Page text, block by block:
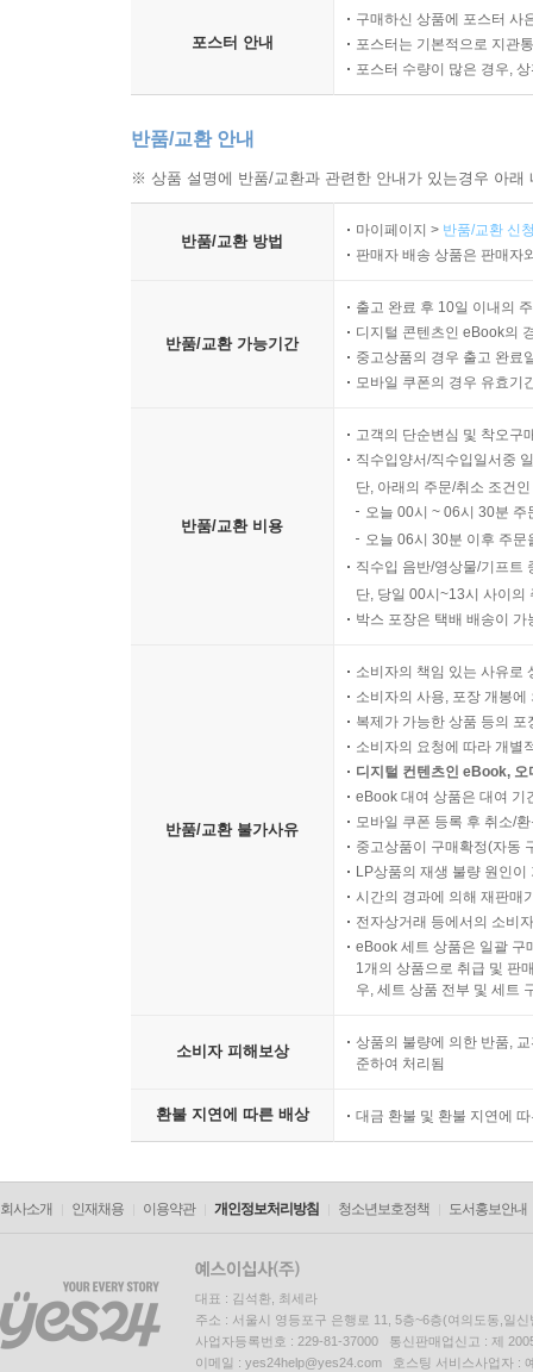
포스터 안내
구매하신 상품에 포스터 사
포스터는 기본적으로 지관
포스터 수량이 많은 경우,
반품/교환 안내
※ 상품 설명에 반품/교환과 관련한 안내가 있는경우 아
반품/교환 방법
마이페이지 > 반품/교환 신
판매자 배송 상품은 판매자
반품/교환 가능기간
출고 완료 후 10일 이내의
디지털 콘텐츠인 eBook의
중고상품의 경우 출고 완료
모바일 쿠폰의 경우 유효기
반품/교환 비용
고객의 단순변심 및 착오구
직수입양서/직수입일서중
단, 아래의 주문/취소 조건
오늘 00시 ~ 06시 30분
오늘 06시 30분 이후 주
직수입 음반/영상물/기프트
단, 당일 00시~13시 사이의
박스 포장은 택배 배송이
반품/교환 불가사유
소비자의 책임 있는 사유로
소비자의 사용, 포장 개봉
복제가 가능한 상품 등의
소비자의 요청에 따라 개별
디지털 컨텐츠인 eBook,
eBook 대여 상품은 대여 기
모바일 쿠폰 등록 후 취소/
중고상품이 구매확정(자동
LP상품의 재생 불량 원인
시간의 경과에 의해 재판매
전자상거래 등에서의 소비
eBook 세트 상품은 일괄 구
1개의 상품으로 취급 및 판
우, 세트 상품 전부 및 세트
소비자 피해보상
상품의 불량에 의한 반품,
준하여 처리됨
환불 지연에 따른 배상 대금 환불 및 환불 지연에
회사소개 인재채용 이용약관 개인정보처리방침 청소년보호정책 도서홍보안내
대표 : 김석환, 최세라
주소 : 서울시 영등포구 은행로 11, 5층~6층(여의도동,일신
사업자등록번호 : 229-81-37000 통신판매업신고 : 제
이메일 : yes24help@yes24.com 호스팅 서비스사업자 :